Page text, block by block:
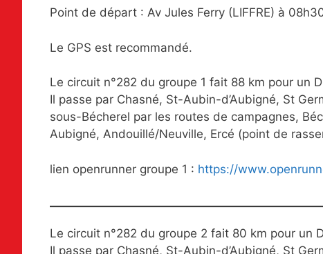
Point de départ : Av Jules Ferry (LIFFRE) à
Le GPS est recommandé.
Le circuit n°282 du groupe 1 fait 88 km pour un
Il passe par Chasné, St-Aubin-d’Aubigné, St
sous-Bécherel par les routes de campagnes,
Aubigné, Andouillé/Neuville, Ercé (point de
lien openrunner groupe 1 : https://
Le circuit n°282 du groupe 2 fait 80 km pour un
Il passe par Chasné, St-Aubin-d’Aubigné, St